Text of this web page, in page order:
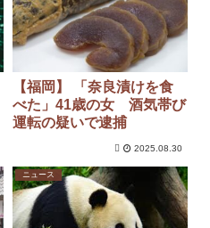
【福岡】 「奈良漬けを食
べた」41歳の女 酒気帯び
運転の疑いで逮捕
2025.08.30
ニュース